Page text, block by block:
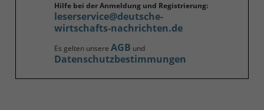
Hilfe bei der Anmeldung und Registrierung:
leserservice@deutsche-
wirtschafts-nachrichten.de
Es gelten unsere AGB und
Datenschutzbestimmungen